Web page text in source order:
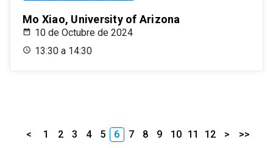
Mo Xiao, University of Arizona
10 de Octubre de 2024
13:30 a 14:30
< 1 2 3 4 5 6 7 8 9 10 11 12 > >>